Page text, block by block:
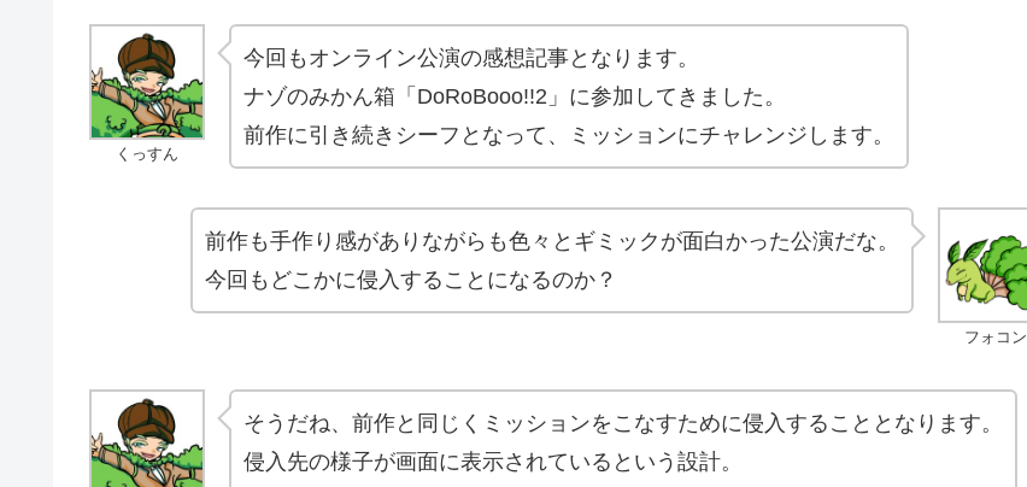
くっすん
今回もオンライン公演の感想記事となります。
ナゾのみかん箱「DoRoBooo!!2」に参加してきました。
前作に引き続きシーフとなって、ミッションにチャレンジします。
フォコン
前作も手作り感がありながらも色々とギミックが面白かった公演だな。
今回もどこかに侵入することになるのか？
そうだね、前作と同じくミッションをこなすために侵入することとなります。
侵入先の様子が画面に表示されているという設計。